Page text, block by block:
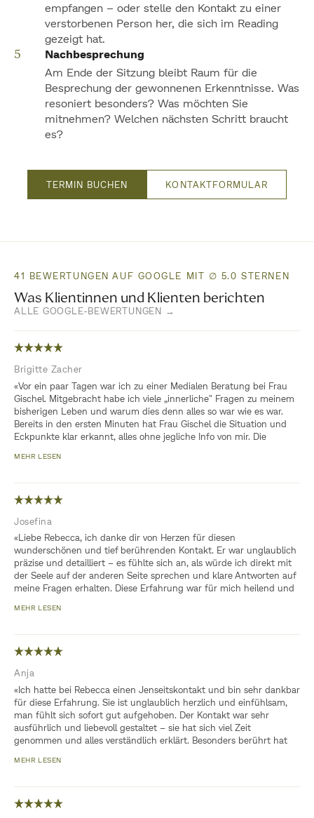
empfangen – oder stelle den Kontakt zu einer
verstorbenen Person her, die sich im Reading
gezeigt hat.
Nachbesprechung
Am Ende der Sitzung bleibt Raum für die
Besprechung der gewonnenen Erkenntnisse. Was
resoniert besonders? Was möchten Sie
mitnehmen? Welchen nächsten Schritt braucht
es?
TERMIN BUCHEN KONTAKTFORMULAR
41 BEWERTUNGEN AUF GOOGLE MIT ∅ 5.0 STERNEN
Was Klientinnen und Klienten berichten
ALLE GOOGLE-BEWERTUNGEN →
Brigitte Zacher
«Vor ein paar Tagen war ich zu einer Medialen Beratung bei Frau
Gischel. Mitgebracht habe ich viele „innerliche" Fragen zu meinem
bisherigen Leben und warum dies denn alles so war wie es war.
Bereits in den ersten Minuten hat Frau Gischel die Situation und
Eckpunkte klar erkannt, alles ohne jegliche Info von mir. Die
haben mir unendlich viel Ruhe und Frieden gebracht. Eine
trage, wurde von Frau Gischel bestätigt. Ich bin sehr glücklich, Frau
Gischel mit ihren überaus großen medialen Fähigkeiten kennen
DANKE 🙏»
MEHR LESEN
Josefina
«Liebe Rebecca, ich danke dir von Herzen für diesen
wunderschönen und tief berührenden Kontakt. Er war unglaublich
präzise und detailliert – es fühlte sich an, als würde ich direkt mit
der Seele auf der anderen Seite sprechen und klare Antworten auf
meine Fragen erhalten. Diese Erfahrung war für mich heilend und
den ich bisher erleben durfte. Danke für deine einfühlsame und
MEHR LESEN
Anja
«Ich hatte bei Rebecca einen Jenseitskontakt und bin sehr dankbar
für diese Erfahrung. Sie ist unglaublich herzlich und einfühlsam,
man fühlt sich sofort gut aufgehoben. Der Kontakt war sehr
ausführlich und liebevoll gestaltet – sie hat sich viel Zeit
genommen und alles verständlich erklärt. Besonders berührt hat
Rebecca von Herzen weiterempfehlen.»
MEHR LESEN